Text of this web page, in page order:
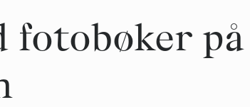
fotobøker på